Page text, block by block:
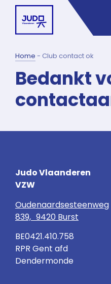
Home - Club contact ok
Bedankt
Judo Vlaanderen
VZW
Oudenaardsesteenweg
839, 9420 Burst
BE0421.410.758
RPR Gent afd
Dendermonde